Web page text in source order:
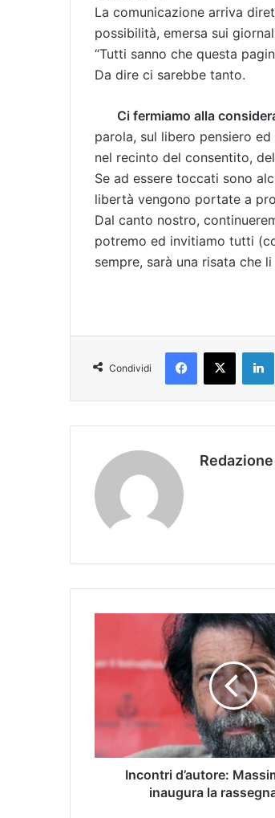
La comunicazione arriva
possibilità, emersa sui
“Tutti sanno che questa
Da dire ci sarebbe tanto.
Ci fermiamo alla
parola, sul libero pensiero
nel recinto del consentito,
Se ad essere toccati sono
libertà vengono portate a
Dal canto nostro,
potremo ed invitiamo tutti
sempre, sarà una risata che li
Condividi
Incontri d’autore:
inaugura la